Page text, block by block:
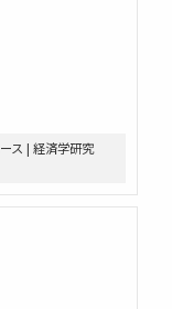
ス | 経済学研究